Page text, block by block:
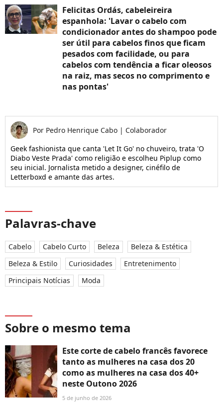
Felicitas Ordás, cabeleireira
espanhola: 'Lavar o cabelo com
condicionador antes do shampoo pode
ser útil para cabelos finos que ficam
pesados com facilidade, ou para
cabelos com tendência a ficar oleosos
na raiz, mas secos no comprimento e
nas pontas'
Por Pedro Henrique Cabo | Colaborador
Geek fashionista que canta 'Let It Go' no chuveiro, trata 'O
Diabo Veste Prada' como religião e escolheu Piplup como
seu inicial. Jornalista metido a designer, cinéfilo de
Letterboxd e amante das artes.
Palavras-chave
Cabelo Cabelo Curto Beleza
Beleza & Estética
Beleza & Estilo
Curiosidades
Entretenimento
Principais Notícias
Moda
Sobre o mesmo tema
Este corte de cabelo francês favorece
tanto as mulheres na casa dos 20
como as mulheres na casa dos 40+
neste Outono 2026
5 de junho de 2026